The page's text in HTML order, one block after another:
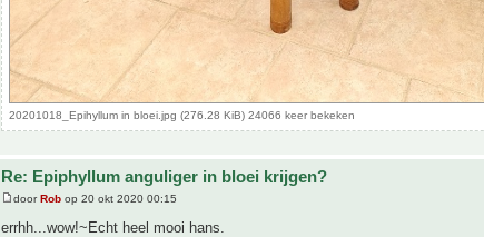
20201018_Epihyllum in bloei.jpg (276.28 KiB) 24066 keer bekeken
Re: Epiphyllum anguliger in bloei krijgen?
doorRob op 20 okt 2020 00:15
errhh...wow!~Echt heel mooi hans.